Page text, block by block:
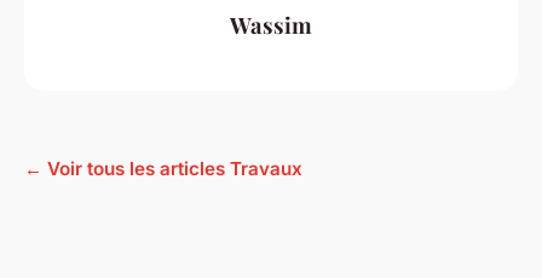
Wassim
← Voir tous les articles Travaux